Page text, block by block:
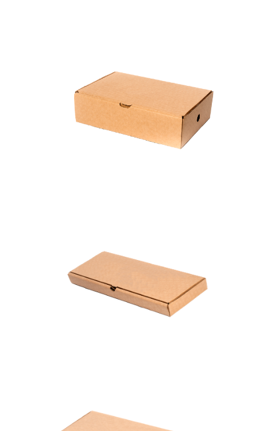
Caja Detalles Nº 1
Largo: 30 cm
Ancho: 20 cm
Alto: 8 cm
Caja Detalles Nº 2
Ancho: 13 cm
Alto: 3 cm
Caja Detalles Nº 3